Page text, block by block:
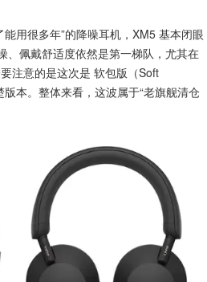
用很多年”的降噪耳机，XM5 基本闭眼
、佩戴舒适度依然是第一梯队，尤其在
注意的是这次是 软包版（Soft
本。整体来看，这波属于“老旗舰清仓